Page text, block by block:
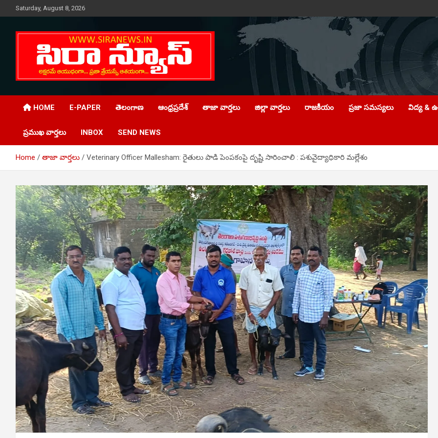
to
Saturday, August 8, 2026
SIRA NEWS
HOME E-PAPER తెలంగాణ ఆంధ్రప్రదేశ్ తాజా వార్తలు జిల్లా వార్తలు రాజకీయం ప్రజా సమస్యలు విద్య &
ప్రముఖ వార్తలు INBOX SEND NEWS
Home తాజా వార్తలు Veterinary Officer Mallesham: రైతులు పాడి పెంపకంపై దృష్టి సారించాలి : పశువైద్యాధికారి మల్లేశం